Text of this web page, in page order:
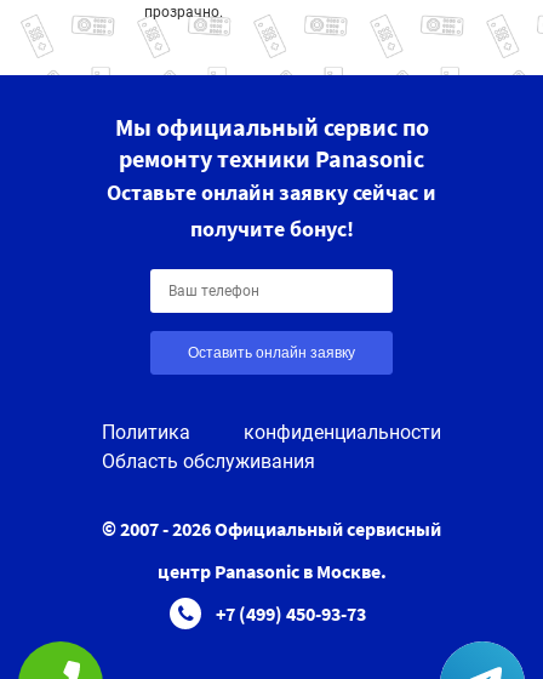
прозрачно.
Мы официальный сервис по
ремонту техники Panasonic
Оставьте онлайн заявку сейчас и
получите бонус!
Оставить онлайн заявку
Политика конфиденциальности
Область обслуживания
© 2007 - 2026 Официальный сервисный
центр Panasonic в Москве.
+7 (499) 450-93-73